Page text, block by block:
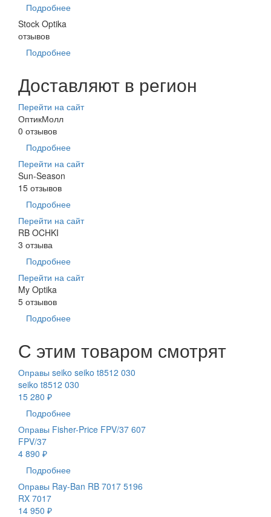
Подробнее
Stock Optika
отзывов
Подробнее
Доставляют в регион
Перейти на сайт
ОптикМолл
0 отзывов
Подробнее
Перейти на сайт
Sun-Season
15 отзывов
Подробнее
Перейти на сайт
RB OCHKI
3 отзыва
Подробнее
Перейти на сайт
My Optika
5 отзывов
Подробнее
С этим товаром смотрят
Оправы seiko seiko t8512 030
seiko t8512 030
15 280 ₽
Подробнее
Оправы Fisher-Price FPV/37 607
FPV/37
4 890 ₽
Подробнее
Оправы Ray-Ban RB 7017 5196
RX 7017
14 950 ₽